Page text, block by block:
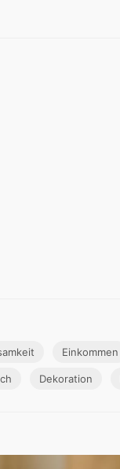
Einkommen
Dekoration